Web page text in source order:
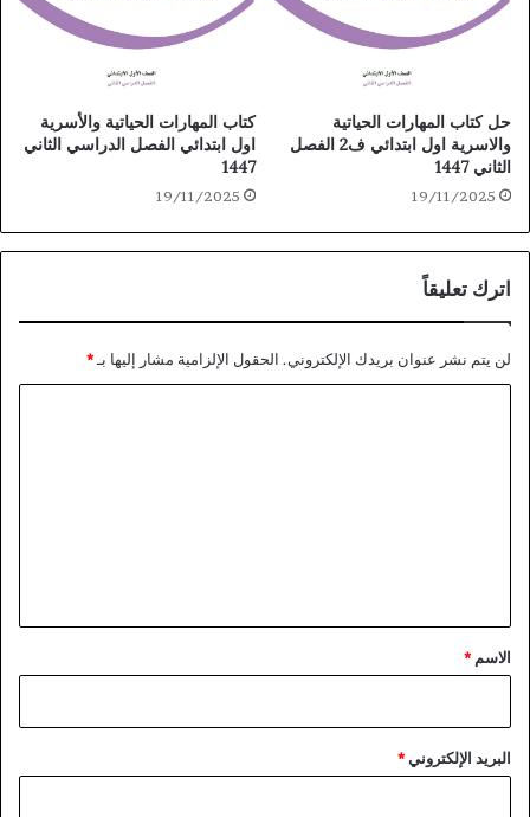
حل كتاب المهارات الحياتية
والاسرية اول ابتدائي ف2 الفصل
الثاني 1447
19/11/2025
كتاب المهارات الحياتية والأسرية
اول ابتدائي الفصل الدراسي الثاني
1447
19/11/2025
اترك تعليقاً
لن يتم نشر عنوان بريدك الإلكتروني. الحقول الإلزامية مشار إليها بـ*
*
الاسم *
البريد الإلكتروني*